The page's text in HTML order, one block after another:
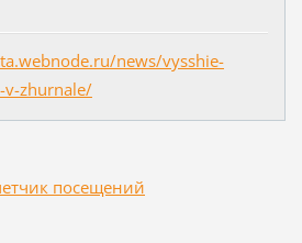
news/vysshie-
v-zhurnale/